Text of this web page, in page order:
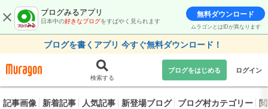
ブログみるアプリ
日本中の好きなブログをすばやく見られます
無料ダウンロード
ムラゴンとはIDが異なります
ブログを書くアプリ 今すぐ無料ダウンロード！
検索する
ブログをはじめる ログイン
記事画像 新着記事 人気記事 新登場ブログ ブログ村カテゴリー